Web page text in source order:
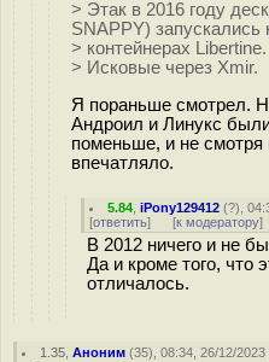
> Этак в 2016 году
SNAPPY) запускались
> контейнерах Libertine.
> Исковые через Xmir.
Я пораньше смотрел.
Андроил и Линукс
поменьше, и не смотря
впечатляло.
5.84 ,iPony129412 (?),
[ответить] [к модератору]
В 2012 ничего и не
Да и кроме того, что
отличалось.
1.35 ,Аноним (35), 08:34, 26/12/2023